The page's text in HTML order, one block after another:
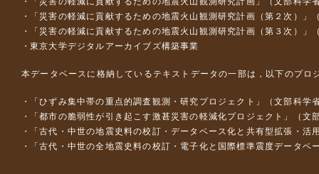
「災害の軽減に貢献するための地震火山観測研究計画（第２次）」
「災害の軽減に貢献するための地震火山観測研究計画（第３次）」
東京大学デジタルアーカイブズ構築事業
本データベースに格納しているテキストデータの一部は，以下のプロ
「ひずみ集中帯の重点的調査観測・研究プロジェクト」（文部科
「都市の脆弱性が引き起こす激甚災害の軽減化プロジェクト」（
「古代・中世の地震史料の校訂・データベース化と共有型拡張・
「古代・中世の全地震史料の校訂・電子化と国際標準震度データ